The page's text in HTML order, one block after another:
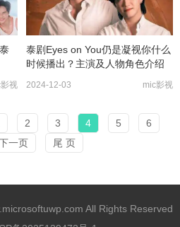
视
泰剧Eyes on You仍是凝视你什么
时候播出？主演及人物角色介绍
2024-12-03 mic影视
2 3 4 5
6
一页 尾 页
All Rights Reserved